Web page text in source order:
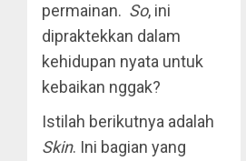
permainan. So, ini
dipraktekkan dalam
kehidupan nyata untuk
kebaikan nggak?
Istilah berikutnya adalah
Skin. Ini bagian yang